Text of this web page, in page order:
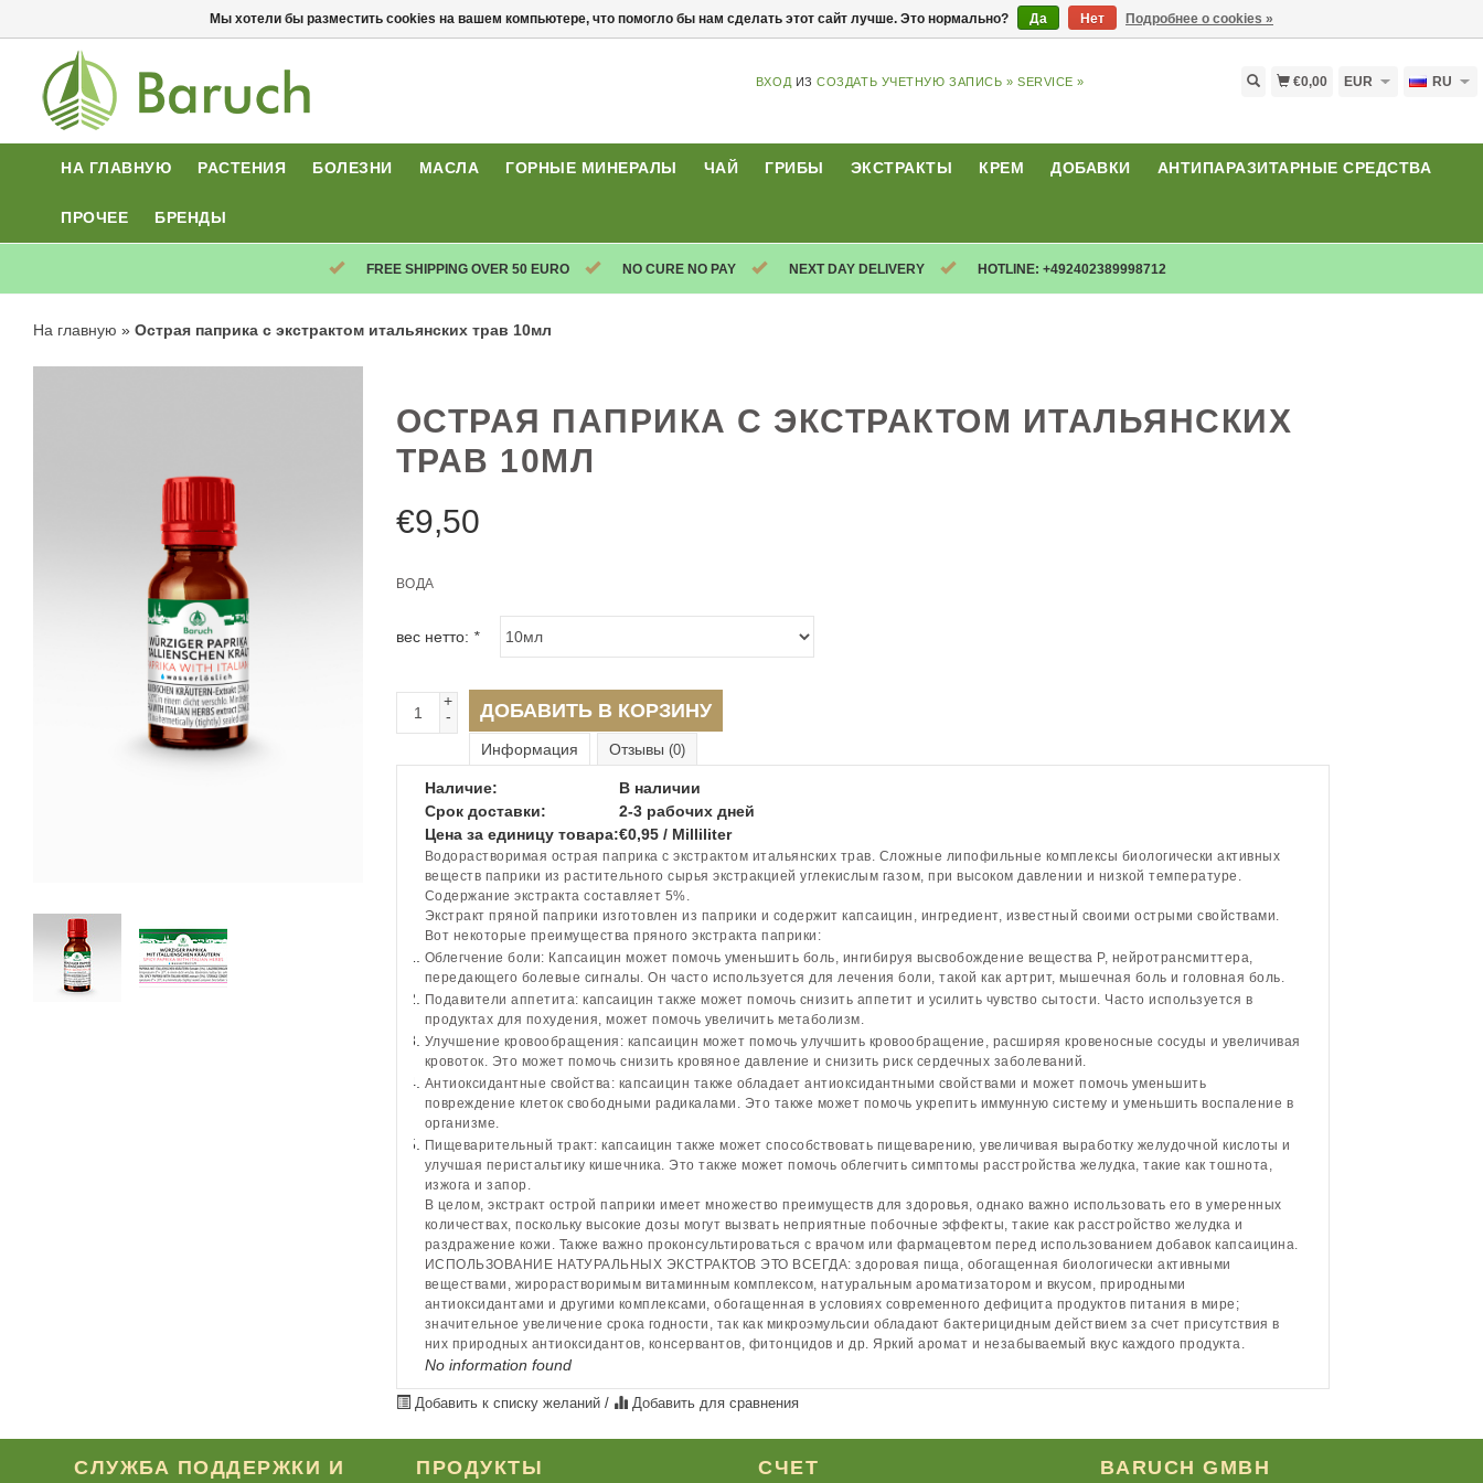
ВХОД ИЗСОЗДАТЬ УЧЕТНУЮ ЗАПИСЬ » SERVICE » €0,00 EUR RU
НА ГЛАВНУЮ РАСТЕНИЯ БОЛЕЗНИ МАСЛА ГОРНЫЕ МИНЕРАЛЫ ЧАЙ ГРИБЫ ЭКСТРАКТЫ КРЕМ ДОБАВКИ АНТИПАРАЗИТАРНЫЕ СРЕДСТВА
ПРОЧЕЕ БРЕНДЫ
FREE SHIPPING OVER 50 EURO NO CURE NO PAY NEXT DAY DELIVERY HOTLINE: +492402389998712
На главную » Острая паприка с экстрактом итальянских трав 10мл
ОСТРАЯ ПАПРИКА С ЭКСТРАКТОМ ИТАЛЬЯНСКИХ
ТРАВ 10МЛ
€9,50
ВОДА
вес нетто: *
+
-
ДОБАВИТЬ В КОРЗИНУ
Информация Отзывы (0)
Наличие:
В наличии
Срок доставки:
2-3 рабочих дней
Цена за единицу товара:€0,95 / Milliliter
Водорастворимая острая паприка с экстрактом итальянских трав. Сложные липофильные комплексы биологически активных
веществ паприки из растительного сырья экстракцией углекислым газом, при высоком давлении и низкой температуре.
Содержание экстракта составляет 5%.
Экстракт пряной паприки изготовлен из паприки и содержит капсаицин, ингредиент, известный своими острыми свойствами.
Вот некоторые преимущества пряного экстракта паприки:
Облегчение боли: Капсаицин может помочь уменьшить боль, ингибируя высвобождение вещества Р, нейротрансмиттера,
передающего болевые сигналы. Он часто используется для лечения боли, такой как артрит, мышечная боль и головная боль.
Подавители аппетита: капсаицин также может помочь снизить аппетит и усилить чувство сытости. Часто используется в
продуктах для похудения, может помочь увеличить метаболизм.
Улучшение кровообращения: капсаицин может помочь улучшить кровообращение, расширяя кровеносные сосуды и увеличивая
кровоток. Это может помочь снизить кровяное давление и снизить риск сердечных заболеваний.
Антиоксидантные свойства: капсаицин также обладает антиоксидантными свойствами и может помочь уменьшить
повреждение клеток свободными радикалами. Это также может помочь укрепить иммунную систему и уменьшить воспаление в
организме.
Пищеварительный тракт: капсаицин также может способствовать пищеварению, увеличивая выработку желудочной кислоты и
улучшая перистальтику кишечника. Это также может помочь облегчить симптомы расстройства желудка, такие как тошнота,
изжога и запор.
В целом, экстракт острой паприки имеет множество преимуществ для здоровья, однако важно использовать его в умеренных
количествах, поскольку высокие дозы могут вызвать неприятные побочные эффекты, такие как расстройство желудка и
раздражение кожи. Также важно проконсультироваться с врачом или фармацевтом перед использованием добавок капсаицина.
ИСПОЛЬЗОВАНИЕ НАТУРАЛЬНЫХ ЭКСТРАКТОВ ЭТО ВСЕГДА: здоровая пища, обогащенная биологически активными
веществами, жирорастворимым витаминным комплексом, натуральным ароматизатором и вкусом, природными
антиоксидантами и другими комплексами, обогащенная в условиях современного дефицита продуктов питания в мире;
значительное увеличение срока годности, так как микроэмульсии обладают бактерицидным действием за счет присутствия в
них природных антиоксидантов, консервантов, фитонцидов и др. Яркий аромат и незабываемый вкус каждого продукта.
No information found
Добавить к списку желаний / Добавить для сравнения
СЛУЖБА ПОДДЕРЖКИ И
ПРОДУКТЫ СЧЕТ BARUCH GMBH
Мы хотели бы разместить cookies на вашем компьютере, что помогло бы нам сделать этот сайт лучше. Это нормально? Да Нет Подробнее о cookies »